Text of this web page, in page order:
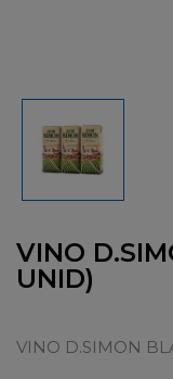
VINO
UNID)
VINO D.SIMON